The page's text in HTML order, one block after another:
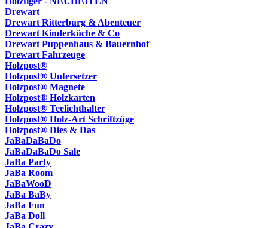
Drewart
Drewart Ritterburg & Abenteuer
Drewart Kinderküche & Co
Drewart Puppenhaus & Bauernhof
Drewart Fahrzeuge
Holzpost®
Holzpost® Untersetzer
Holzpost® Magnete
Holzpost® Holzkarten
Holzpost® Teelichthalter
Holzpost® Holz-Art Schriftzüge
Holzpost® Dies & Das
JaBaDaBaDo
JaBaDaBaDo Sale
JaBa Party
JaBa Room
JaBaWooD
JaBa BaBy
JaBa Fun
JaBa Doll